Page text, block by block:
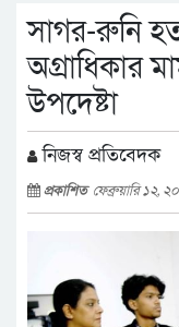
সাগর-রুনি
অগ্রাধিকার
উপদেষ্টা
নিজস্ব প্রতিবেদক
প্রকাশিত ফেব্রুয়ারি ১২,